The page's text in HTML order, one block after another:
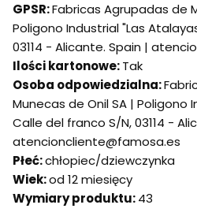
GPSR:Fabricas Agrupadas de
Poligono Industrial "Las
03114 - Alicante. Spain |
Ilości kartonowe:Tak
Osoba odpowiedzialna:
Munecas de Onil SA | Poligono
Calle del franco S/N, 03114 -
atencioncliente@famosa.es
Płeć:chłopiec/dziewczynka
Wiek:od 12 miesięcy
Wymiary produktu:43